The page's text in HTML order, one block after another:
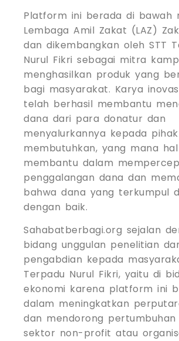
Platform ini berada di bawah
Lembaga Amil Zakat (LAZ)
dan dikembangkan oleh STT
Nurul Fikri sebagai mitra
menghasilkan produk yang
bagi masyarakat. Karya
telah berhasil membantu
dana dari para donatur dan
menyalurkannya kepada
membutuhkan, yang mana
membantu dalam
penggalangan dana dan
bahwa dana yang terkumpul
dengan baik.
Sahabatberbagi.org sejalan
bidang unggulan penelitian
pengabdian kepada
Terpadu Nurul Fikri, yaitu di
ekonomi karena platform ini
dalam meningkatkan
dan mendorong pertumbuhan
sektor non-profit atau